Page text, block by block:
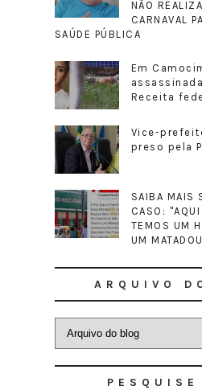
NÃO
CARNAVAL
SAÚDE PÚBLICA
Em
Receita
Vice-
preso pela
SAIBA MAIS
CASO:
TEMOS UM
UM
ARQUIVO
PESQUISE